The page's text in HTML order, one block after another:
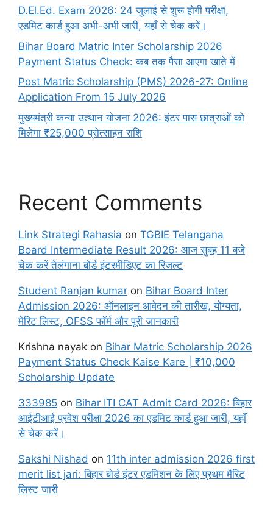
D.El.Ed. Exam 2026: 24 जुलाई से शुरू होगी परीक्षा,
एडमिट कार्ड हुआ अभी-अभी जारी, यहाँ से चेक करें।
Bihar Board Matric Inter Scholarship 2026
Payment Status Check: कब तक पैसा आएगा खाते में
Post Matric Scholarship (PMS) 2026-27: Online
Application From 15 July 2026
मुख्यमंत्री कन्या उत्थान योजना 2026: इंटर पास छात्राओं को
मिलेगा ₹25,000 प्रोत्साहन राशि
Recent Comments
Link Strategi Rahasia on TGBIE Telangana
Board Intermediate Result 2026: आज सुबह 11 बजे
चेक करें तेलंगाना बोर्ड इंटरमीडिएट का रिजल्ट
Student Ranjan kumar on Bihar Board Inter
Admission 2026: ऑनलाइन आवेदन की तारीख, योग्यता,
मेरिट लिस्ट, OFSS फॉर्म और पूरी जानकारी
Krishna nayak on Bihar Matric Scholarship 2026
Payment Status Check Kaise Kare | ₹10,000
Scholarship Update
333985 on Bihar ITI CAT Admit Card 2026: बिहार
आईटीआई प्रवेश परीक्षा 2026 का एडमिट कार्ड हुआ जारी, यहाँ
से चेक करें।
Sakshi Nishad on 11th inter admission 2026 first
merit list jari: बिहार बोर्ड इंटर एडमिशन के लिए प्रथम मैरिट
लिस्ट जारी